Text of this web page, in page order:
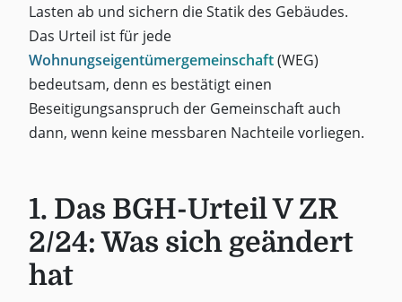
Lasten ab und sichern die Statik des Gebäudes.
Das Urteil ist für jede
Wohnungseigentümergemeinschaft(WEG)
bedeutsam, denn es bestätigt einen
Beseitigungsanspruch der Gemeinschaft auch
dann, wenn keine messbaren Nachteile vorliegen.
1. Das BGH-Urteil V ZR
2/24: Was sich geändert
hat